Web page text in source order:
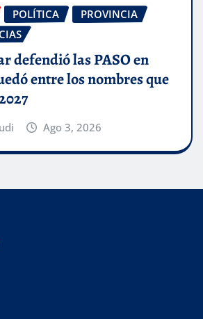
POLÍTICA
PROVINCIA
defendió las PASO en
entre los nombres que
Ago 3, 2026